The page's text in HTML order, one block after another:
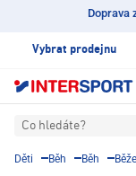
Doprava
Vybrat prodejnu
Co hledáte?
Děti Běh Běh